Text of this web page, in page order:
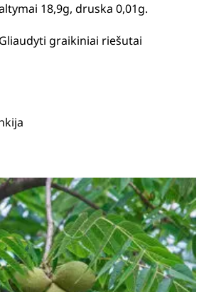
18,9g, druska 0,01g.
Gliaudyti graikiniai riešutai